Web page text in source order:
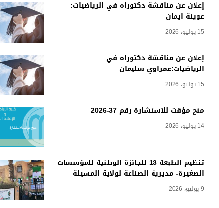
إعلان عن مناقشة دكتوراه في الرياضيات:
عوينة ايمان
15 يوليو، 2026
إعلان عن مناقشة دكتوراه في
الرياضيات:عمراوي سليمان
15 يوليو، 2026
منح مؤقت للاستشارة رقم 37-2026
14 يوليو، 2026
تنظيم الطبعة 13 للجائزة الوطنية للمؤسسات
الصغيرة- مديرية الصناعة لولاية المسيلة
9 يوليو، 2026